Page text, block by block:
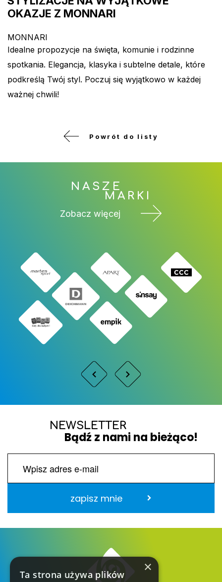
OKAZJE Z MONNARI
MONNARI
Idealne propozycje na święta, komunie i rodzinne
spotkania. Elegancja, klasyka i subtelne detale, które
podkreślą Twój styl. Poczuj się wyjątkowo w każdej
ważnej chwili!
Powrót do listy
NASZE
MARKI
Zobacz więcej
NEWSLETTER
Bądź z nami na bieżąco!
zapisz mnie
×
Ta strona używa plików